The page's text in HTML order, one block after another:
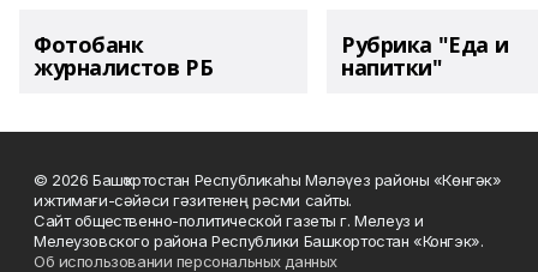
Фотобанк
журналистов РБ
Рубрика "Еда и
напитки"
© 2026 Башҡортостан Республикаһы Мәләүез районы «Көнгәк»
ижтимағи-сәйәси гәзитенең рәсми сайты.
Сайт общественно-политической газеты г. Мелеуз и
Мелеузовского района Республики Башкортостан «Конгэк».
Об использовании персональных данных